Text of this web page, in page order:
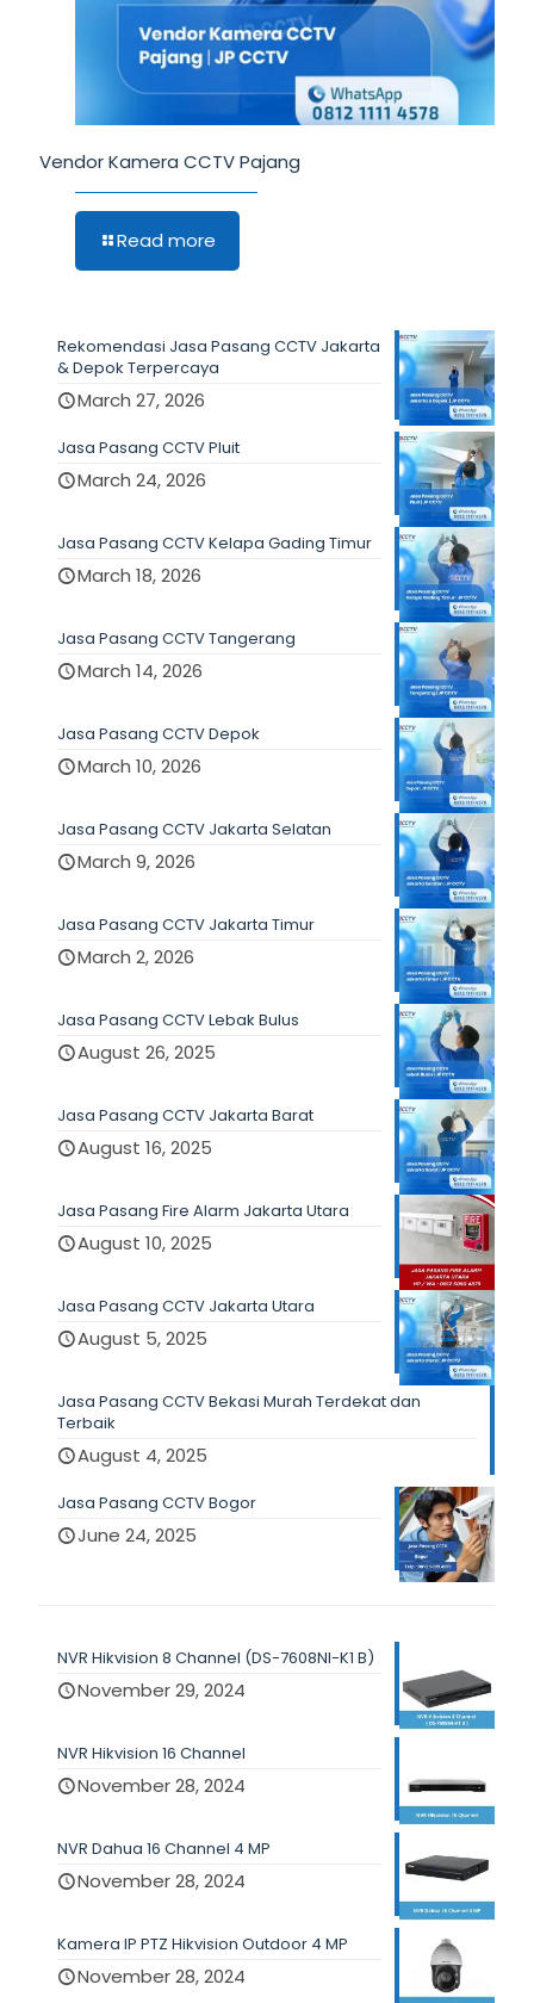
Vendor Kamera CCTV Pajang
Read more
Rekomendasi Jasa Pasang CCTV Jakarta
& Depok Terpercaya
March 27, 2026
Jasa Pasang CCTV Pluit
March 24, 2026
Jasa Pasang CCTV Kelapa Gading Timur
March 18, 2026
Jasa Pasang CCTV Tangerang
March 14, 2026
Jasa Pasang CCTV Depok
March 10, 2026
Jasa Pasang CCTV Jakarta Selatan
March 9, 2026
Jasa Pasang CCTV Jakarta Timur
March 2, 2026
Jasa Pasang CCTV Lebak Bulus
August 26, 2025
Jasa Pasang CCTV Jakarta Barat
August 16, 2025
Jasa Pasang Fire Alarm Jakarta Utara
August 10, 2025
Jasa Pasang CCTV Jakarta Utara
August 5, 2025
Jasa Pasang CCTV Bekasi Murah Terdekat dan
Terbaik
August 4, 2025
Jasa Pasang CCTV Bogor
June 24, 2025
NVR Hikvision 8 Channel (DS-7608NI-K1 B)
November 29, 2024
NVR Hikvision 16 Channel
November 28, 2024
NVR Dahua 16 Channel 4 MP
November 28, 2024
Kamera IP PTZ Hikvision Outdoor 4 MP
November 28, 2024